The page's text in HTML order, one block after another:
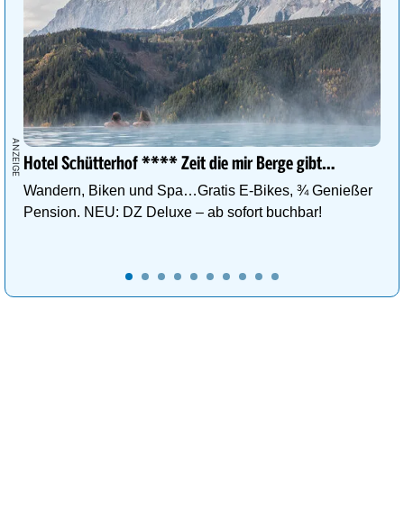
Hotel Schütterhof **** Zeit die mir Berge gibt…
Wandern, Biken und Spa…Gratis E-Bikes, ¾ Genießer
Pension. NEU: DZ Deluxe – ab sofort buchbar!